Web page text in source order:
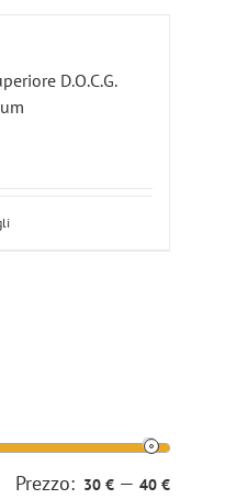
D.O.C.G.
Prezzo
Prezzo
Prezzo: 30 € — 40 €